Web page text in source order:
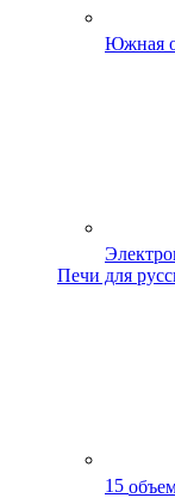
Южная
Печи для
15